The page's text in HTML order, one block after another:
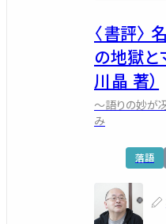
〈書評
の地獄と
川晶 著）
～語りの妙が
み
落語